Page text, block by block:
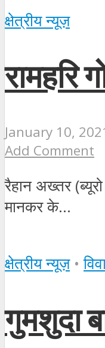
क्षेत्रीय न्यूज़
रामहरि
January 10,
Add Comment
रैहान अख्तर
मानकर के...
क्षेत्रीय न्यूज़ •
गुमशुदा